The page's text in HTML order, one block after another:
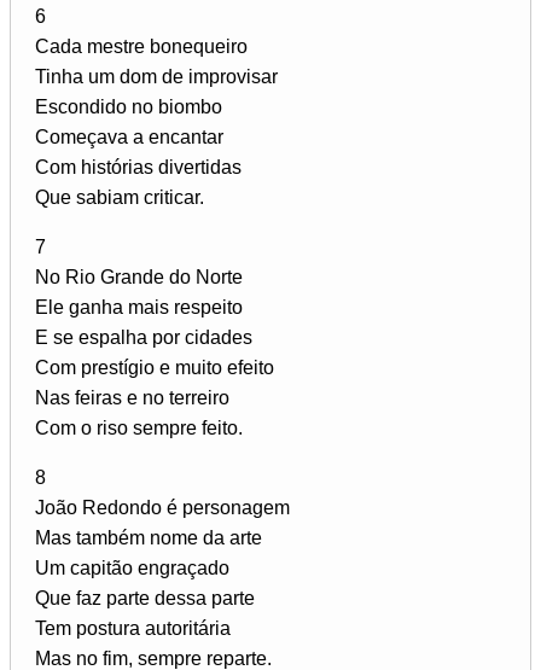
6
Cada mestre bonequeiro
Tinha um dom de improvisar
Escondido no biombo
Começava a encantar
Com histórias divertidas
Que sabiam criticar.
7
No Rio Grande do Norte
Ele ganha mais respeito
E se espalha por cidades
Com prestígio e muito efeito
Nas feiras e no terreiro
Com o riso sempre feito.
8
João Redondo é personagem
Mas também nome da arte
Um capitão engraçado
Que faz parte dessa parte
Tem postura autoritária
Mas no fim, sempre reparte.